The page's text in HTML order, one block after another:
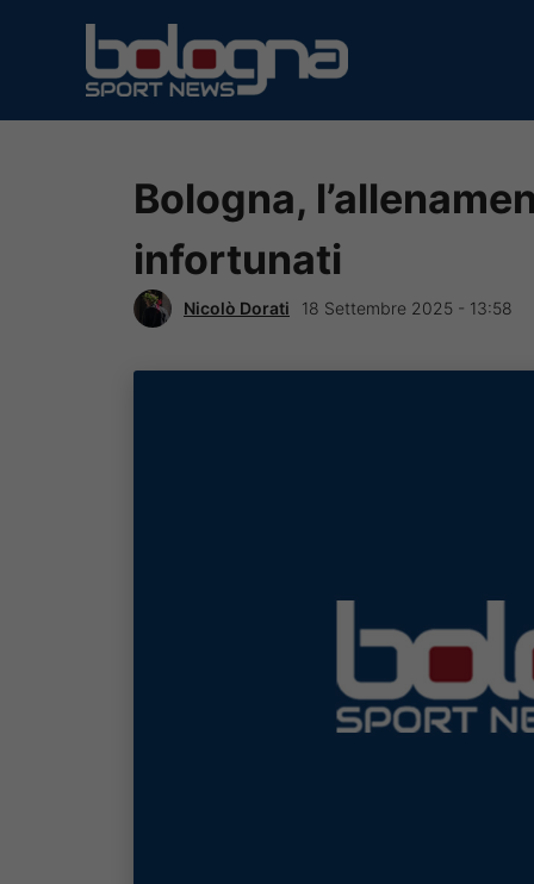
contenuto
Bologna,
infortunati
Nicolò Dorati 18 Settembre 2025 - 13:58